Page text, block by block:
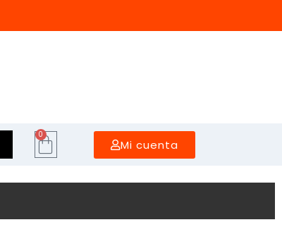
0
Mi cuenta